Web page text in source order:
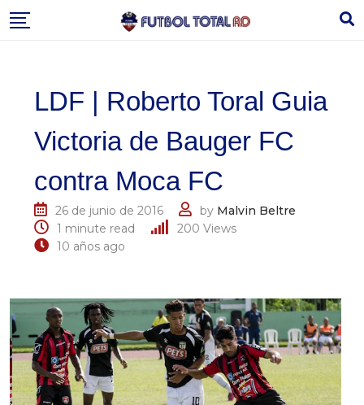
to
LDF | Roberto Toral Guia
Victoria de Bauger FC
contra Moca FC
26 de junio de 2016 by Malvin Beltre
1 minute read
200 Views
10 años ago